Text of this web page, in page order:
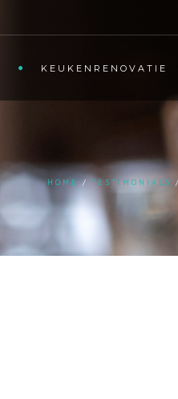
KEUKENRENOVATIE
HOME TESTIMONIALS